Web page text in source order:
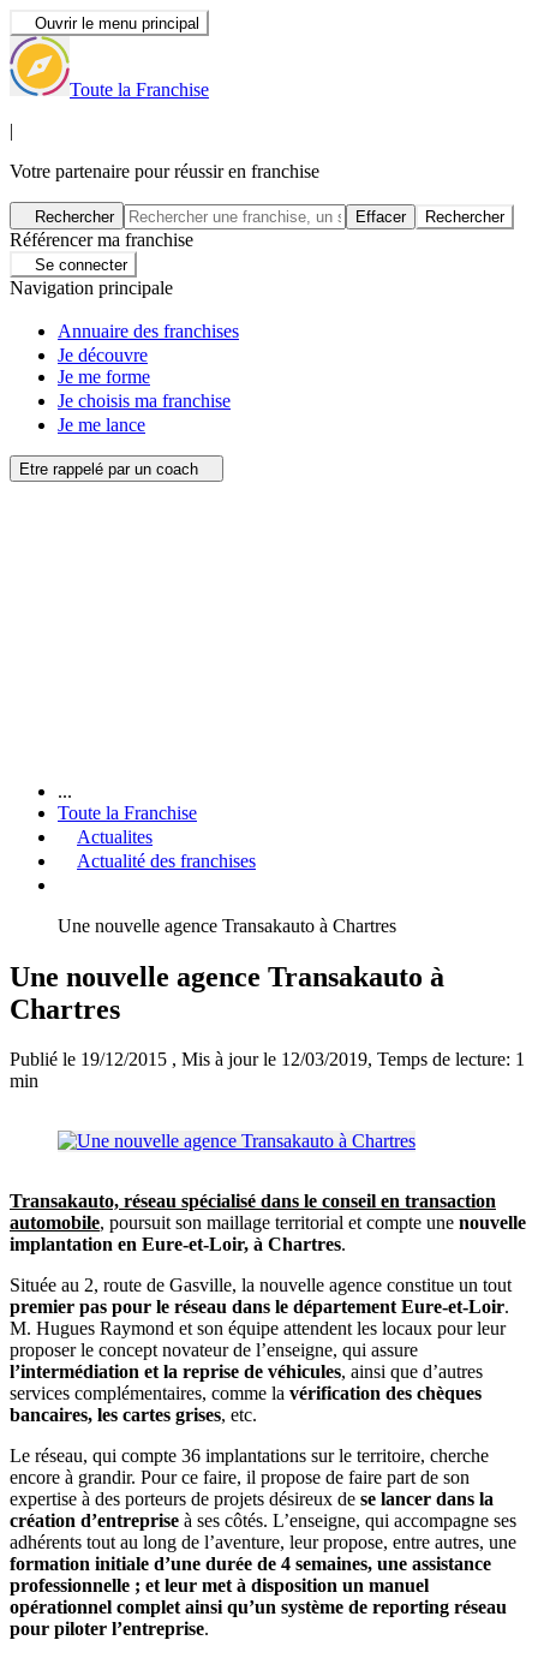
Ouvrir le menu principal
Toute la Franchise
|
Votre partenaire pour réussir en franchise
Rechercher Effacer Rechercher
Référencer ma franchise
Se connecter
Navigation principale
Annuaire des franchises
Je découvre
Je me forme
Je choisis ma franchise
Je me lance
Etre rappelé par un coach
...
Toute la Franchise
Actualites
Actualité des franchises
Une nouvelle agence Transakauto à Chartres
Une nouvelle agence Transakauto à
Chartres
Publié le 19/12/2015 , Mis à jour le 12/03/2019, Temps de lecture: 1
min
Transakauto, réseau spécialisé dans le conseil en transaction
automobile, poursuit son maillage territorial et compte une nouvelle
implantation en Eure-et-Loir, à Chartres.
Située au 2, route de Gasville, la nouvelle agence constitue un tout
premier pas pour le réseau dans le département Eure-et-Loir.
M. Hugues Raymond et son équipe attendent les locaux pour leur
proposer le concept novateur de l’enseigne, qui assure
l’intermédiation et la reprise de véhicules, ainsi que d’autres
services complémentaires, comme la vérification des chèques
bancaires, les cartes grises, etc.
Le réseau, qui compte 36 implantations sur le territoire, cherche
encore à grandir. Pour ce faire, il propose de faire part de son
expertise à des porteurs de projets désireux de se lancer dans la
création d’entreprise à ses côtés. L’enseigne, qui accompagne ses
adhérents tout au long de l’aventure, leur propose, entre autres, une
formation initiale d’une durée de 4 semaines, une assistance
professionnelle ; et leur met à disposition un manuel
opérationnel complet ainsi qu’un système de reporting réseau
pour piloter l’entreprise.